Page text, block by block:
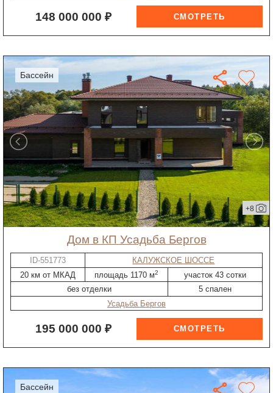
148 000 000 ₽
бассейн
+8
дом в КП Усадьба Бергов
ID-551773
КАЛУЖСКОЕ ШОССЕ
20 км от МКАД
площадь 1170 м2
участок 43 сотки
без отделки
5 спален
Усадьба Бергов
195 000 000 ₽
бассейн